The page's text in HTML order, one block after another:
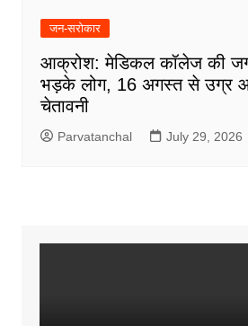
जन-सरोकार
आक्रोश: मेडिकल कॉलेज की
भड़के लोग, 16 अगस्त से उग्र
चेतावनी
Parvatanchal July 29, 2026